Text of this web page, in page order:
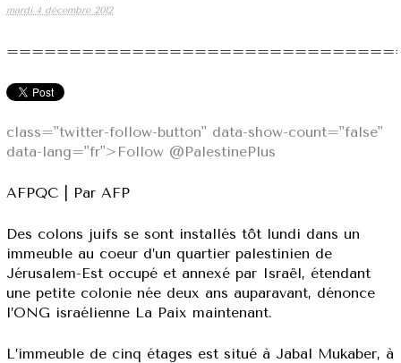
mardi 4 décembre 2012
class="twitter-follow-button" data-show-count="false"
data-lang="fr">Follow @PalestinePlus
AFPQC | Par AFP
Des colons juifs se sont installés tôt lundi dans un
immeuble au coeur d’un quartier palestinien de
Jérusalem-Est occupé et annexé par Israël, étendant
une petite colonie née deux ans auparavant, dénonce
l’ONG israélienne La Paix maintenant.
L’immeuble de cinq étages est situé à Jabal Mukaber, à